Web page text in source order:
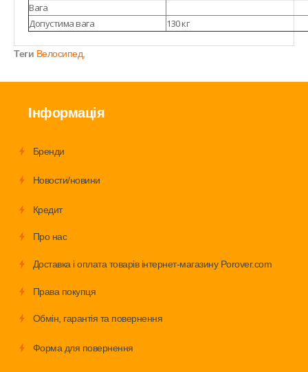
Вага
Допустима вага
130 кг
Теги Велосипед
Інформація
Бренди
Новости/новини
Кредит
Про нас
Доставка і оплата товарів інтернет-магазину Porover.com
Права покупця
Обмiн, гарантія та повернення
Форма для повернення